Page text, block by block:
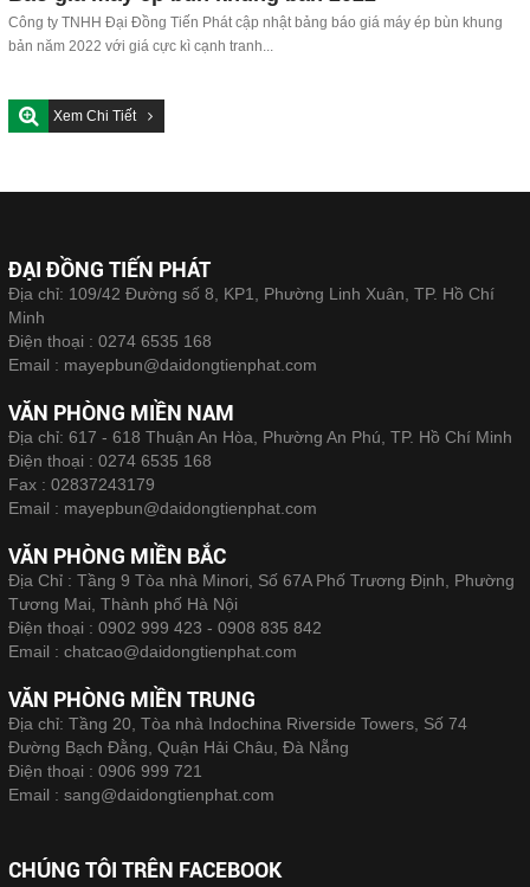
Công ty TNHH Đại Đồng Tiến Phát cập nhật bảng báo giá máy ép bùn khung
bản năm 2022 với giá cực kì cạnh tranh...
Xem Chi Tiết
ĐẠI ĐỒNG TIẾN PHÁT
Địa chỉ: 109/42 Đường số 8, KP1, Phường Linh Xuân, TP. Hồ Chí
Minh
Điện thoại : 0274 6535 168
Email : mayepbun@daidongtienphat.com
VĂN PHÒNG MIỀN NAM
Địa chỉ: 617 - 618 Thuận An Hòa, Phường An Phú, TP. Hồ Chí Minh
Điện thoại : 0274 6535 168
Fax : 02837243179
Email : mayepbun@daidongtienphat.com
VĂN PHÒNG MIỀN BẮC
Địa Chỉ : Tầng 9 Tòa nhà Minori, Số 67A Phố Trương Định, Phường
Tương Mai, Thành phố Hà Nội
Điện thoại : 0902 999 423 - 0908 835 842
Email : chatcao@daidongtienphat.com
VĂN PHÒNG MIỀN TRUNG
Địa chỉ: Tầng 20, Tòa nhà Indochina Riverside Towers, Số 74
Đường Bạch Đằng, Quận Hải Châu, Đà Nẵng
Điện thoại : 0906 999 721
Email : sang@daidongtienphat.com
CHÚNG TÔI TRÊN FACEBOOK